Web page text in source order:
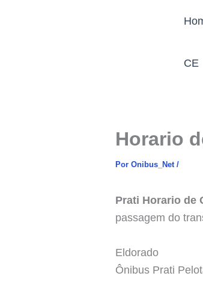
CE
Horario
Por Onibus_Net /
Prati Horario de
passagem do
Eldorado
Ônibus Prati